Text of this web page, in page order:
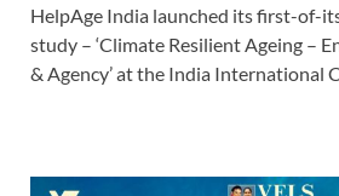
HelpAge India launched its first-of-
study – ‘Climate Resilient Ageing –
& Agency’ at the India International